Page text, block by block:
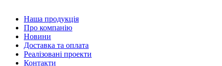
Наша продукція
Про компанію
Новини
Доставка та оплата
Реалізовані проекти
Контакти